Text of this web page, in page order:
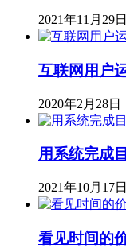
2021年11月29日
互联网用户
2020年2月28日
用系统完成
2021年10月17日
看见时间的